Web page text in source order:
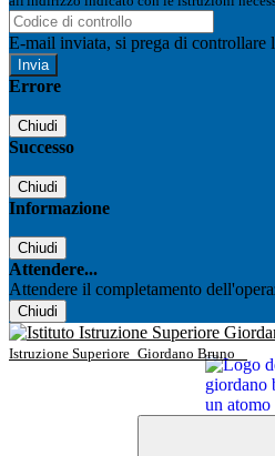
E-mail inviata, si prega di controllare
Errore
Chiudi
Successo
Chiudi
Informazione
Chiudi
Attendere...
Attendere il completamento
Chiudi
Istruzione Superiore Giordano Bruno